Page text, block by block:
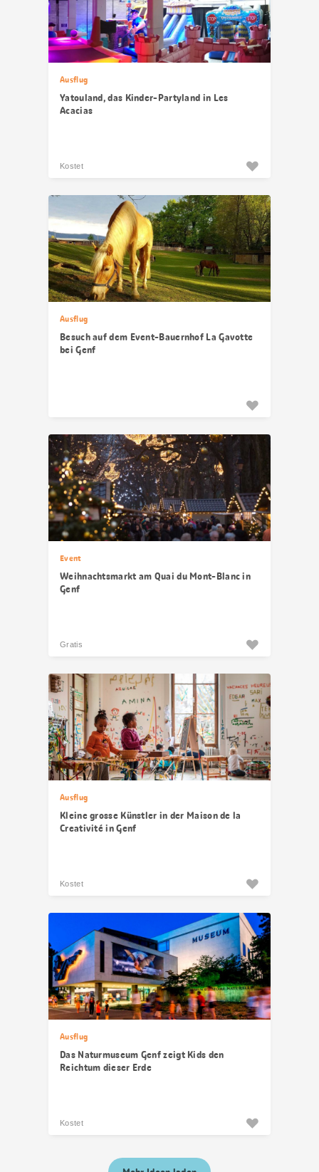
Ausflug
Yatouland, das Kinder-Partyland in Les
Acacias
Kostet
Ausflug
Besuch auf dem Event-Bauernhof La Gavotte
bei Genf
Event
Weihnachtsmarkt am Quai du Mont-Blanc in
Genf
Gratis
Ausflug
Kleine grosse Künstler in der Maison de la
Creativité in Genf
Kostet
Ausflug
Das Naturmuseum Genf zeigt Kids den
Reichtum dieser Erde
Kostet